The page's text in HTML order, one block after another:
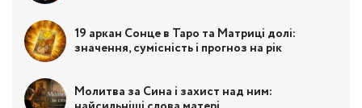
19 аркан Сонце в Таро та Матриці долі:
значення, сумісність і прогноз на рік
Молитва за Сина і захист над ним: